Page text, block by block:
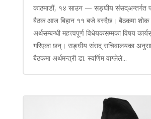
काठमाडौं, १४ साउन — सङ्घीय संसद्अन्तर्गत
बैठक आज बिहान ११ बजे बस्दैछ। बैठकमा शोक
अर्थसम्बन्धी महत्त्वपूर्ण विधेयकसम्मका विषय
गरिएका छन्। सङ्घीय संसद् सचिवालयका
बैठकमा अर्थमन्त्री डा. स्वर्णिम वाग्लेले...